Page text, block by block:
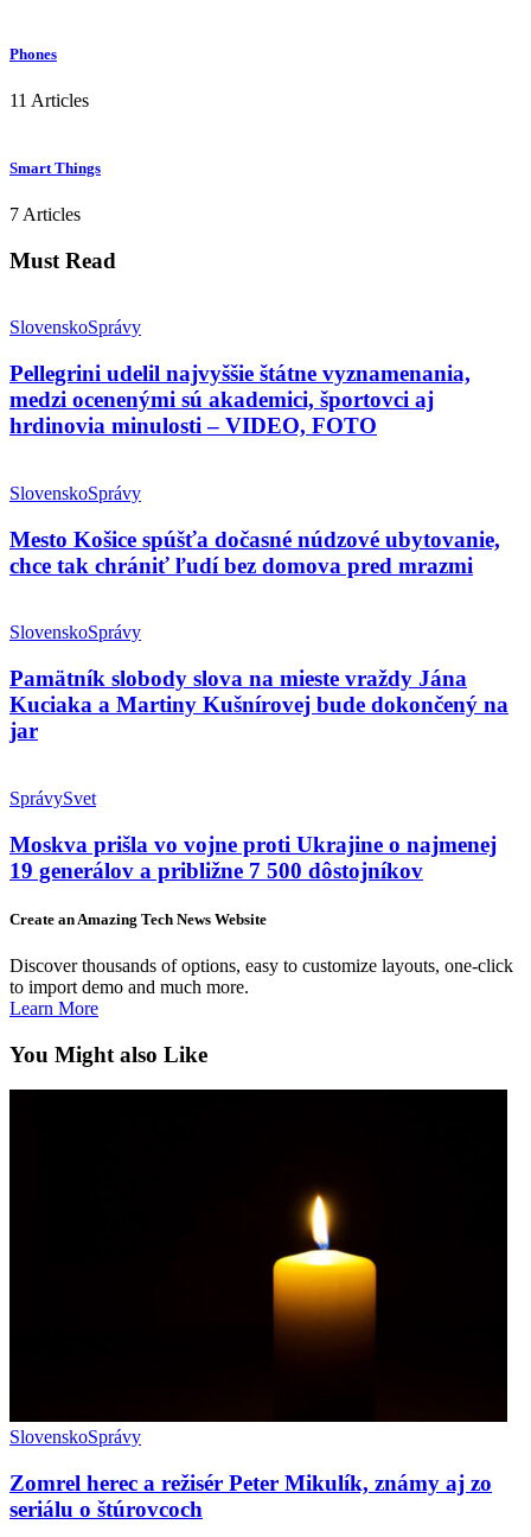
Phones
11 Articles
Smart Things
7 Articles
Must Read
SlovenskoSprávy
Pellegrini udelil najvyššie štátne vyznamenania,
medzi ocenenými sú akademici, športovci aj
hrdinovia minulosti – VIDEO, FOTO
SlovenskoSprávy
Mesto Košice spúšťa dočasné núdzové ubytovanie,
chce tak chrániť ľudí bez domova pred mrazmi
SlovenskoSprávy
Pamätník slobody slova na mieste vraždy Jána
Kuciaka a Martiny Kušnírovej bude dokončený na
jar
SprávySvet
Moskva prišla vo vojne proti Ukrajine o najmenej
19 generálov a približne 7 500 dôstojníkov
Create an Amazing Tech News Website
Discover thousands of options, easy to customize layouts, one-click
to import demo and much more.
Learn More
You Might also Like
SlovenskoSprávy
Zomrel herec a režisér Peter Mikulík, známy aj zo
seriálu o štúrovcoch